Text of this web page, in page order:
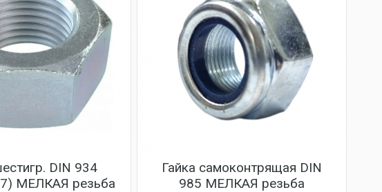
DIN 934
МЕЛКАЯ резьба
Гайка самоконтрящая DIN
985 МЕЛКАЯ резьба